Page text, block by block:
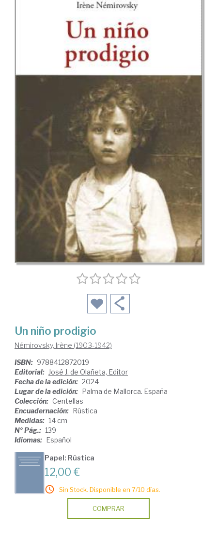
Un niño prodigio
Némirovsky, Irène (1903-1942)
ISBN: 9788412872019
Editorial: José J. de Olañeta, Editor
Fecha de la edición: 2024
Lugar de la edición: Palma de Mallorca. España
Colección: Centellas
Encuadernación: Rústica
Medidas: 14 cm
Nº Pág.: 139
Idiomas: Español
Papel: Rústica
12,00 €
Sin Stock. Disponible en 7/10 días.
COMPRAR